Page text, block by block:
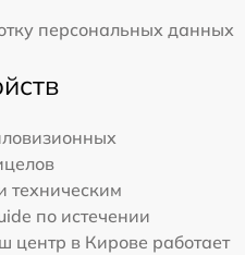
персональных данных
техническим
по истечении
центр в Кирове работает